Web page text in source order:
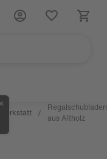
✕
/
Regalschubladen
aus Altholz